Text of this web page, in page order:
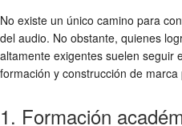
No existe un único camino para
del audio. No obstante, quienes
altamente exigentes suelen seguir
formación y construcción de marca
1. Formación